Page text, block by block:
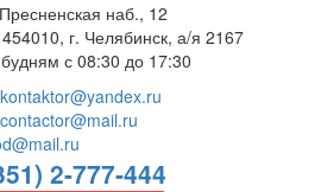
наб., 12
г. Челябинск, а/я 2167
с 08:30 до 17:30
2-777-444